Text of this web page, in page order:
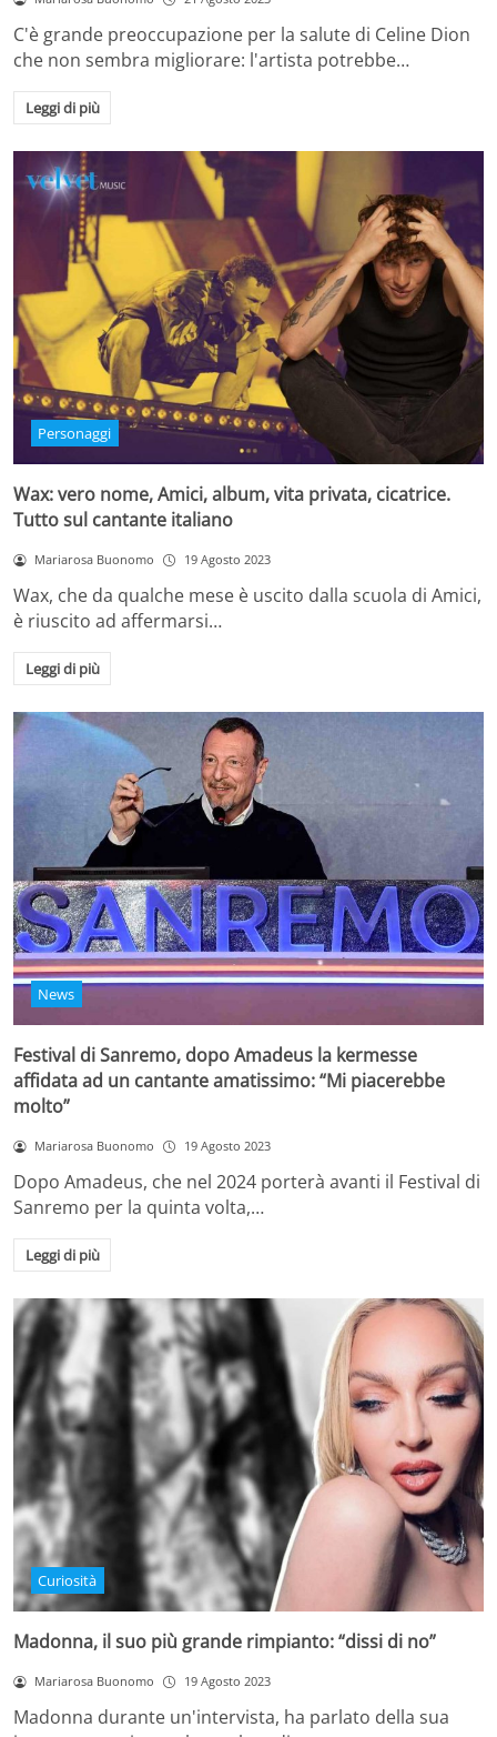
C'è grande preoccupazione per la salute di Celine Dion
che non sembra migliorare: l'artista potrebbe…
Leggi di più
Personaggi
Wax: vero nome, Amici, album, vita privata, cicatrice.
Tutto sul cantante italiano
Mariarosa Buonomo 19 Agosto 2023
Wax, che da qualche mese è uscito dalla scuola di Amici,
è riuscito ad affermarsi…
Leggi di più
News
Festival di Sanremo, dopo Amadeus la kermesse
affidata ad un cantante amatissimo: “Mi piacerebbe
molto”
Mariarosa Buonomo 19 Agosto 2023
Dopo Amadeus, che nel 2024 porterà avanti il Festival di
Sanremo per la quinta volta,…
Leggi di più
Curiosità
Madonna, il suo più grande rimpianto: “dissi di no”
Mariarosa Buonomo 19 Agosto 2023
Madonna durante un'intervista, ha parlato della sua